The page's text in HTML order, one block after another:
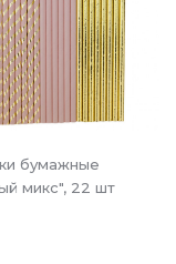
бумажные
микс", 22 шт